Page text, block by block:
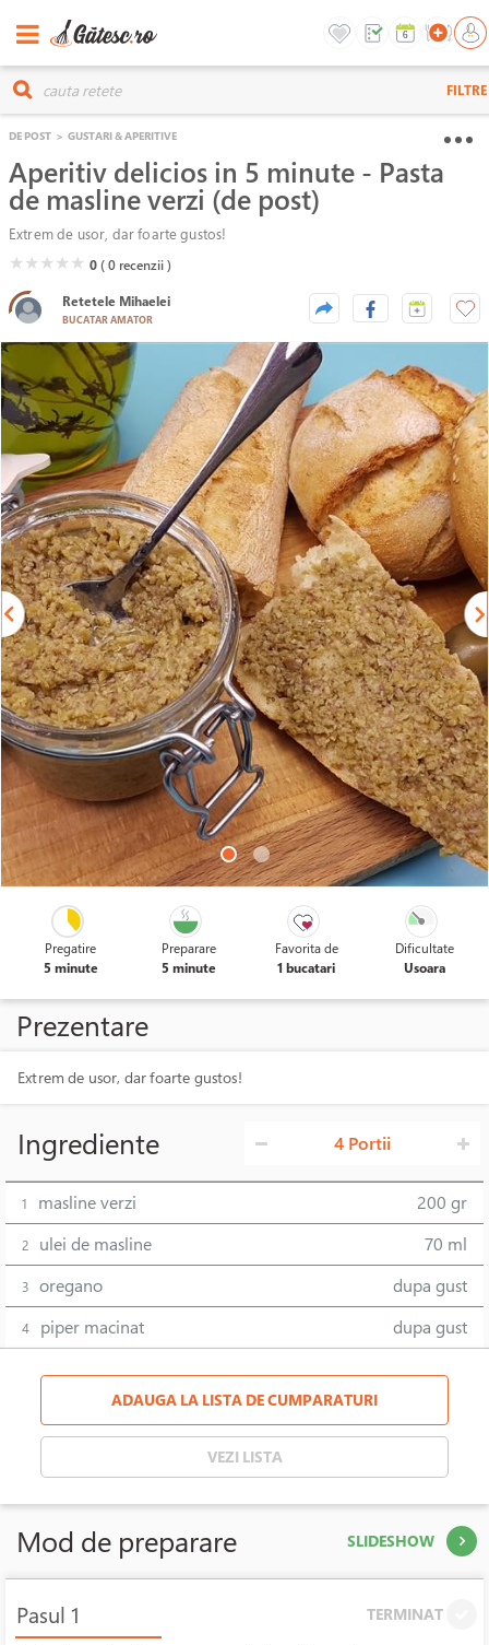
FILTRE
DE POST > GUSTARI & APERITIVE
Aperitiv delicios in 5 minute - Pasta
de masline verzi (de post)
Extrem de usor, dar foarte gustos!
( )
★( )
★( )
★( )
★( )
★ 0( 0 recenzii )
Retetele Mihaelei
BUCATAR AMATOR
Pregatire
5 minute
Preparare
5 minute
Favorita de
1 bucatari
Dificultate
Usoara
Prezentare
Extrem de usor, dar foarte gustos!
Ingrediente 4 Portii
1 masline verzi 200 gr
2 ulei de masline 70 ml
3 oregano dupa gust
4 piper macinat dupa gust
ADAUGA LA LISTA DE CUMPARATURI
VEZI LISTA
Mod de preparare SLIDESHOW
Pasul 1 TERMINAT